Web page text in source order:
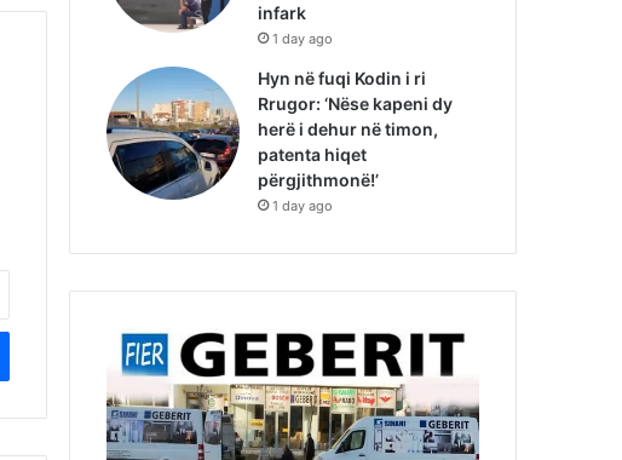
infark
1 day ago
Hyn në fuqi Kodin i ri
Rrugor: ‘Nëse kapeni dy
herë i dehur në timon,
patenta hiqet
përgjithmonë!’
1 day ago